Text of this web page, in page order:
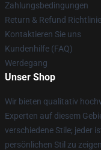
Zahlungsbedingungen
Return & Refund
Kontaktieren Sie uns
Kundenhilfe (FAQ)
Werdegang
Unser Shop
Wir bieten qualitativ
Experten auf diesem
verschiedene Stile; jeder
persönlichen Stil zu zeigen.